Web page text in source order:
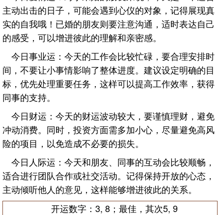
主动出击的日子，可能会遇到心仪的对象，记得展现真
实的自我哦！已婚的朋友则要注意沟通，适时表达自己
的感受，可以增进彼此的理解和亲密感。
今日事业运：今天的工作会比较忙碌，要合理安排时
间，不要让小事情影响了整体进度。建议设定明确的目
标，优先处理重要任务，这样可以提高工作效率，获得
同事的支持。
今日财运：今天的财运波动较大，要谨慎理财，避免
冲动消费。同时，投资方面需多加小心，尽量避免高风
险的项目，以免造成不必要的损失。
今日人际运：今天和朋友、同事的互动会比较顺畅，
适合进行团队合作或社交活动。记得保持开放的心态，
主动倾听他人的意见，这样能够增进彼此的关系。
开运数字：3, 8；最佳，其次5, 9